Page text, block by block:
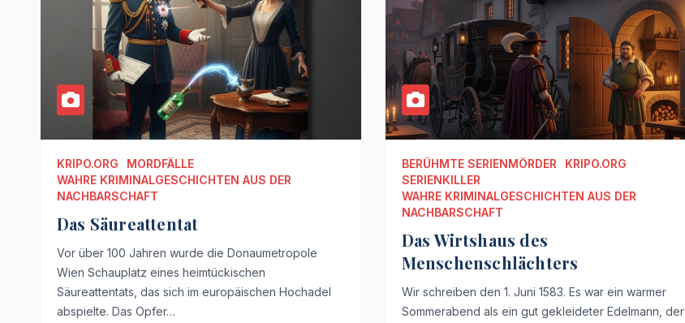
KRIPO.ORG
MORDFÄLLE
WAHRE KRIMINALGESCHICHTEN AUS DER
NACHBARSCHAFT
Das Säureattentat
Vor über 100 Jahren wurde die Donaumetropole
Wien Schauplatz eines heimtückischen
Säureattentats, das sich im europäischen Hochadel
abspielte. Das Opfer…
BERÜHMTE SERIENMÖRDER
KRIPO.ORG
SERIENKILLER
WAHRE KRIMINALGESCHICHTEN AUS DER
NACHBARSCHAFT
Das Wirtshaus des
Menschenschlächters
Wir schreiben den 1. Juni 1583. Es war ein warmer
Sommerabend als ein gut gekleideter Edelmann, der